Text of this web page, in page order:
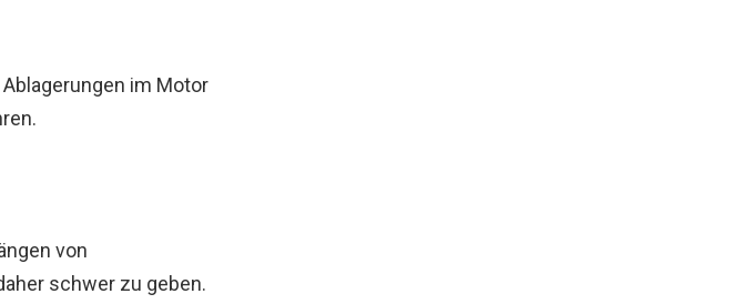
im Motor
von
schwer zu geben.